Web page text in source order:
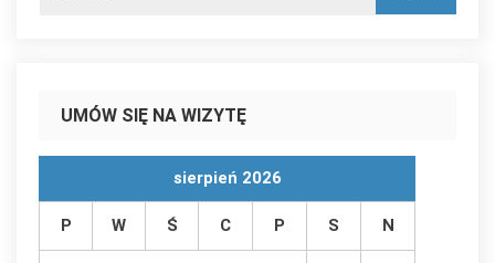
UMÓW SIĘ NA WIZYTĘ
sierpień 2026
P W Ś C P S N